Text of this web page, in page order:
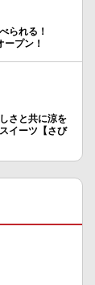
られる！
プン！
さと共に涼を
イーツ【さび